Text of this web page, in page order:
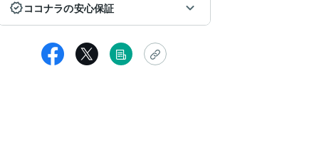
ココナラの安心保証